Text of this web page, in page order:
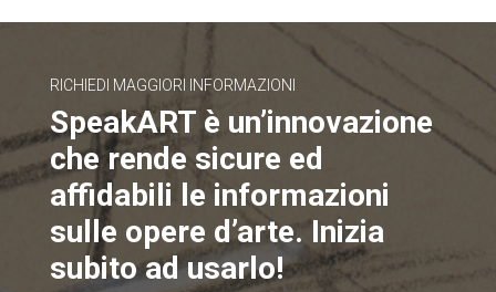
RICHIEDI MAGGIORI INFORMAZIONI
SpeakART è un’innovazione
che rende sicure ed
affidabili le informazioni
sulle opere d’arte. Inizia
subito ad usarlo!